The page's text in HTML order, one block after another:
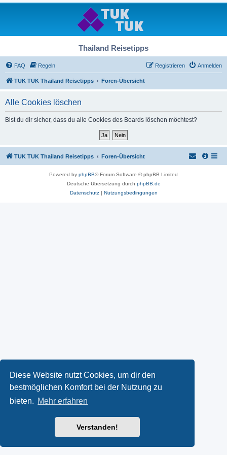
Diese Website nutzt Cookies, um dir den
bestmöglichen Komfort bei der Nutzung zu
bieten. Mehr erfahren
Verstanden!
Thailand Reisetipps
FAQ Regeln Anmelden
Registrieren
TUK TUK Thailand Reisetipps Foren-Übersicht
Alle Cookies löschen
Bist du dir sicher, dass du alle Cookies des Boards löschen möchtest?
TUK TUK Thailand Reisetipps Foren-Übersicht
Powered by phpBB® Forum Software © phpBB Limited
Deutsche Übersetzung durch phpBB.de
Datenschutz| Nutzungsbedingungen